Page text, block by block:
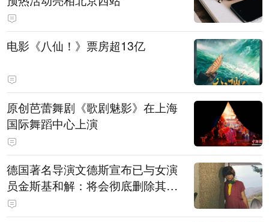
电影《八仙！》票房超13亿
原创芭蕾舞剧《歌剧魅影》在上海
国际舞蹈中心上演
德国著名导演文德斯宣布已与女演
员金斯基和解：将会彻底删除其上
身裸露的画面